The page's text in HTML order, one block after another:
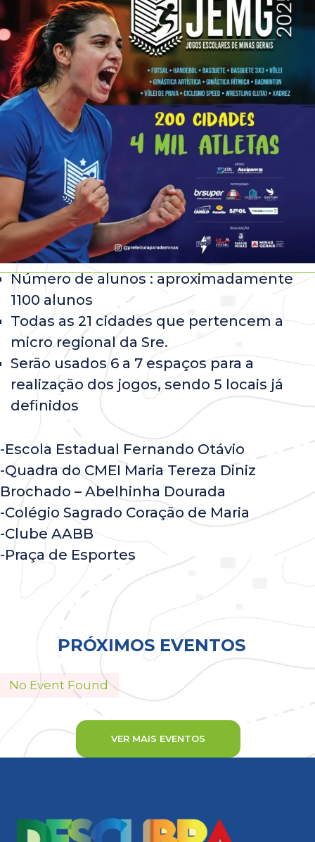
Número de alunos : aproximadamente
1100 alunos
Todas as 21 cidades que pertencem a
micro regional da Sre.
Serão usados 6 a 7 espaços para a
realização dos jogos, sendo 5 locais já
definidos
-Escola Estadual Fernando Otávio
-Quadra do CMEI Maria Tereza Diniz
Brochado – Abelhinha Dourada
-Colégio Sagrado Coração de Maria
-Clube AABB
-Praça de Esportes
PRÓXIMOS EVENTOS
Todos
No Event Found
VER MAIS EVENTOS